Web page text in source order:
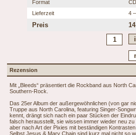
Format
CD
Lieferzeit
4
Preis
Rezension
Mit „Bleeds“ präsentiert die Rockband aus North
Southern-Rock.
Das 25er Album der außergewöhnlichen (von gar
Truppe aus North Carolina, featuring Singer-
kennt, drängt sich nach ein paar Stücken der
falsch herausstellt, sie wissen immer wieder neu
aber nach Art der Pixies mit beständigen
Selbst Jesus & Mary Chain sind kurz mal nicht so